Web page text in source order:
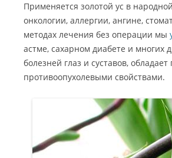
Применяется золотой ус в
онкологии, аллергии, ангине,
методах лечения без операции мы
астме, сахарном диабете и многих
болезней глаз и суставов,
противоопухолевыми свойствами.